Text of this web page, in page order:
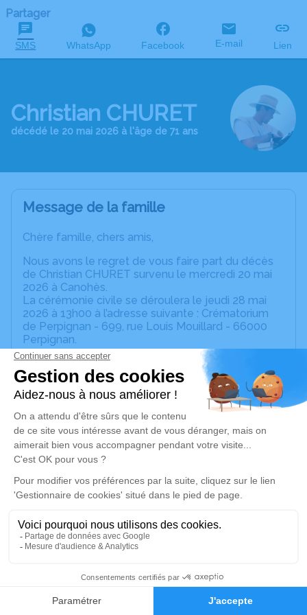
Faire-part Hommages
Partager
SMS WhatsApp Facebook E-mail Lien
Christian CHURET
décédé le 20 mai 2026 à l'âge de 71 ans
Message de la famille
Chère famille, chers amis,
Nous avons le regret de vous faire part du décès
de Christian CHURET survenu le mercredi 20 mai
2026 à Canohès.
La cérémonie civile se déroulera le jeudi 28 mai
2026 à 13h00 à l’adresse suivante : Crématorium
de Perpignan - 699, rue Louis Mouillard - 66000
Perpignan.
Nous vous invitons à utiliser cet espace pour
laisser vos condoléances, partager des photos
souvenirs, une anecdote ou exprimer vos pensées.
Cet endroit est un lieu d'expression dédié à la
mémoire de Christian.
Si vous le souhaitez, vous pouvez faire un don
pour la recherche contre le cancer (Lien) ou
envoyer un bouquet (lien ci-dessous).
Affectueusement,
Cérémonie civile